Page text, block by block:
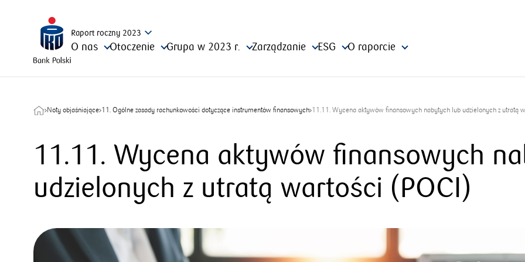
Raport roczny 2023
O nas Otoczenie Grupa w 2023 r. Zarządzanie ESG O raporcie
Noty objaśniające 11. Ogólne zasady rachunkowości dotyczące instrumentów finansowych 11.11. Wycena aktywów finansowych nabytych lub udzielonych z utratą
11.11. Wycena aktywów finansowych
udzielonych z utratą wartości (POCI)